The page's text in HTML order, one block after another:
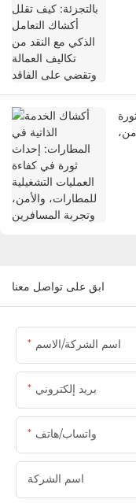
ابق على تواصل معنا
اسم الشركة/الاسم
بريد إلكتروني
واتساب/هاتف
اسم الشركة